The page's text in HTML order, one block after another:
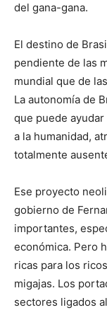
del gana-gana.
El destino de
pendiente de las
mundial que de
La autonomía de
que puede
a la humanidad,
totalmente
Ese proyecto
gobierno de
importantes,
económica. Pero
ricas para los
migajas. Los
sectores ligados